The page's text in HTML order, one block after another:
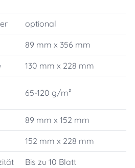
optional
89 mm x 356 mm
130 mm x 228 mm
65-120 g/m²
89 mm x 152 mm
152 mm x 228 mm
Bis zu 10 Blatt